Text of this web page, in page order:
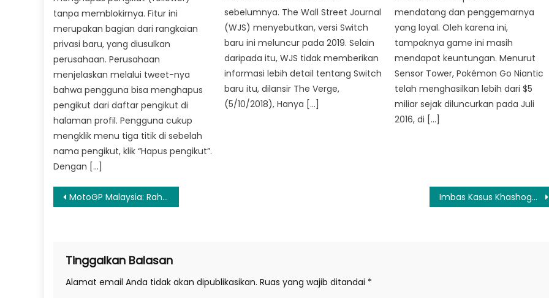
tanpa memblokirnya. Fitur ini
merupakan bagian dari rangkaian
privasi baru, yang diusulkan
perusahaan. Perusahaan
menjelaskan melalui tweet-nya
bahwa pengguna bisa menghapus
pengikut dari daftar pengikut di
halaman profil. Pengguna cukup
mengklik menu tiga titik di sebelah
nama pengikut, klik “Hapus pengikut”.
Dengan […]
sebelumnya. The Wall Street Journal
(WJS) menyebutkan, versi Switch
baru ini meluncur pada 2019. Selain
daripada itu, WJS tidak memberikan
informasi lebih detail tentang Switch
baru itu, dilansir The Verge,
(5/10/2018), Hanya […]
mendatang dan penggemarnya
yang loyal. Oleh karena ini,
tampaknya game ini masih
mendapat keuntungan. Menurut
Sensor Tower, Pokémon Go Niantic
telah menghasilkan lebih dari $5
miliar sejak diluncurkan pada Juli
2016, di […]
Navigasi
MotoGP Malaysia: Rahasia Marquez Tetap Oke di Lintasan Basah Imbas Kasus Khashoggi, Gates Foundation Batalkan Kerja Sama dengan Pangeran Saudi
Tinggalkan Balasan
Alamat email Anda tidak akan dipublikasikan. Ruas yang wajib ditandai *